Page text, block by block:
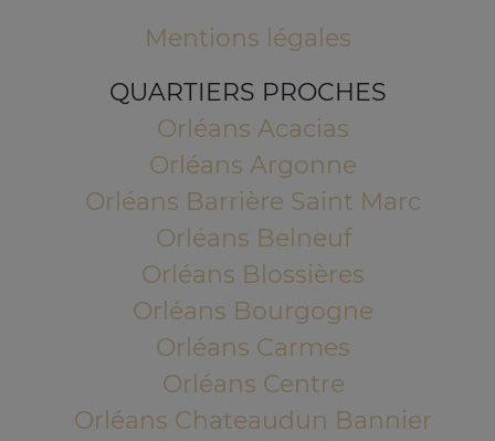
Mentions légales
QUARTIERS PROCHES
Orléans Acacias
Orléans Argonne
Orléans Barrière Saint Marc
Orléans Belneuf
Orléans Blossières
Orléans Bourgogne
Orléans Carmes
Orléans Centre
Orléans Chateaudun Bannier